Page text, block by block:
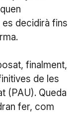
es decidirà fins
finalment,
de les
(PAU). Queda
fer, com